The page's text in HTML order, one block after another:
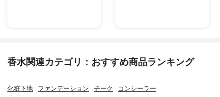
香水関連カテゴリ：おすすめ商品ランキング
化粧下地 ファンデーション チーク コンシーラー